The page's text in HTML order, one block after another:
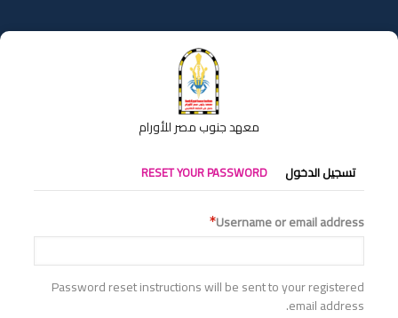
إلى
المحتوى
معهد جنوب مصر للأورام
التبويبات
الأساسية
تسجيل الدخول RESET YOUR PASSWORD
Username or email address
Password reset instructions will be sent to your registered
email address.